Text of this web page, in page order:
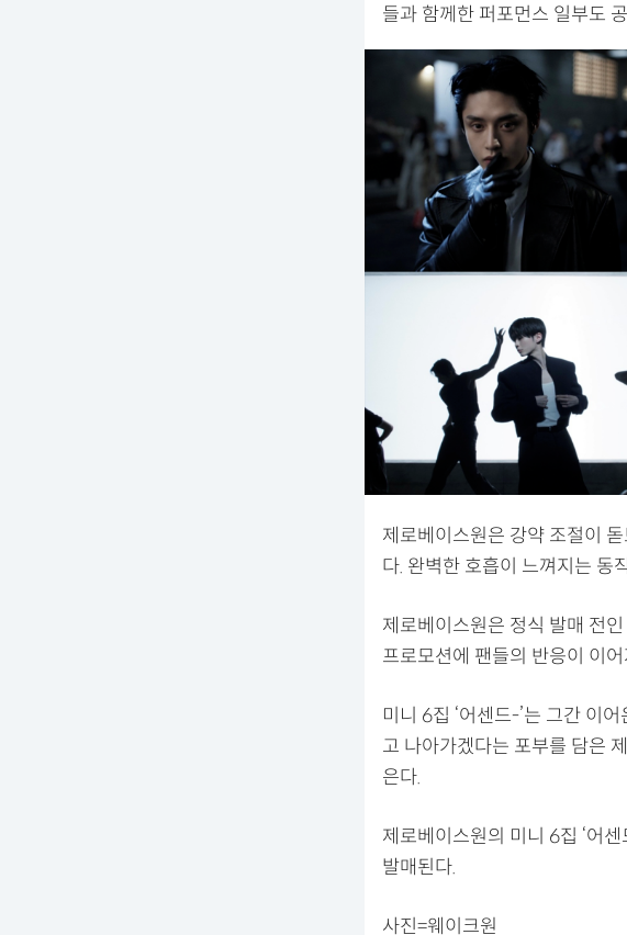
들과 함께한 퍼포먼스 일부도
제로베이스원은 강약 조절이
다. 완벽한 호흡이 느껴지는 동
제로베이스원은 정식 발매 전
프로모션에 팬들의 반응이 이
미니 6집 ‘어센드-’는 그간 이
고 나아가겠다는 포부를 담은
은다.
제로베이스원의 미니 6집 ‘어
발매된다.
사진=웨이크원